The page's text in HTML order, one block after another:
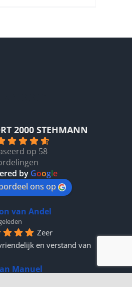
2000 STEHMANN
op 58
by Google
ons op
van Andel
Zeer
en verstand van
Manuel